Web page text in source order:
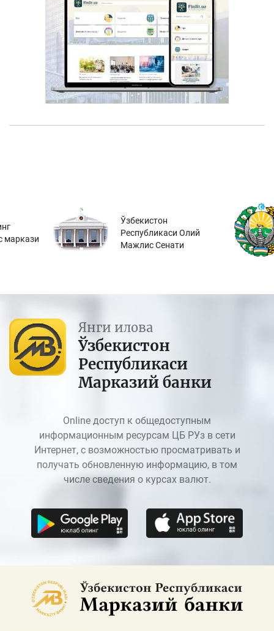
маркази
Ўзбекистон
Республикаси Олий
Мажлис Сенати
Янги илова
Ўзбекистон
Республикаси
Марказий банки
Online доступ к общедоступным
информационным ресурсам ЦБ РУз в сети
Интернет, с возможностью просматривать и
получать обновленную информацию, в том
числе сведения о курсах валют.